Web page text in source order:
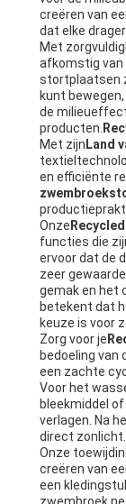
creëren van
dat elke
Met
afkomstig van
stortplaatsen
kunt
de
producten.
Met zijn Land
en efficiënte
Onze
functies die
ervoor dat de
zeer
gemak en het
betekent dat
keuze is voor
Zorg voor je
bedoeling van
een zachte
Voor het
bleekmiddel
verlagen. Na
direct zonlicht.
Onze
creëren van
een